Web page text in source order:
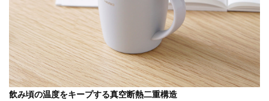
飲み頃の温度をキープする真空断熱二重構造